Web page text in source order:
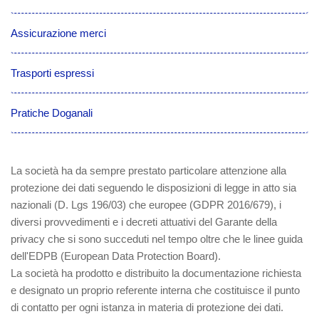
Assicurazione merci
Trasporti espressi
Pratiche Doganali
La società ha da sempre prestato particolare attenzione alla
protezione dei dati seguendo le disposizioni di legge in atto sia
nazionali (D. Lgs 196/03) che europee (GDPR 2016/679), i
diversi provvedimenti e i decreti attuativi del Garante della
privacy che si sono succeduti nel tempo oltre che le linee guida
dell'EDPB (European Data Protection Board).
La società ha prodotto e distribuito la documentazione richiesta
e designato un proprio referente interna che costituisce il punto
di contatto per ogni istanza in materia di protezione dei dati.